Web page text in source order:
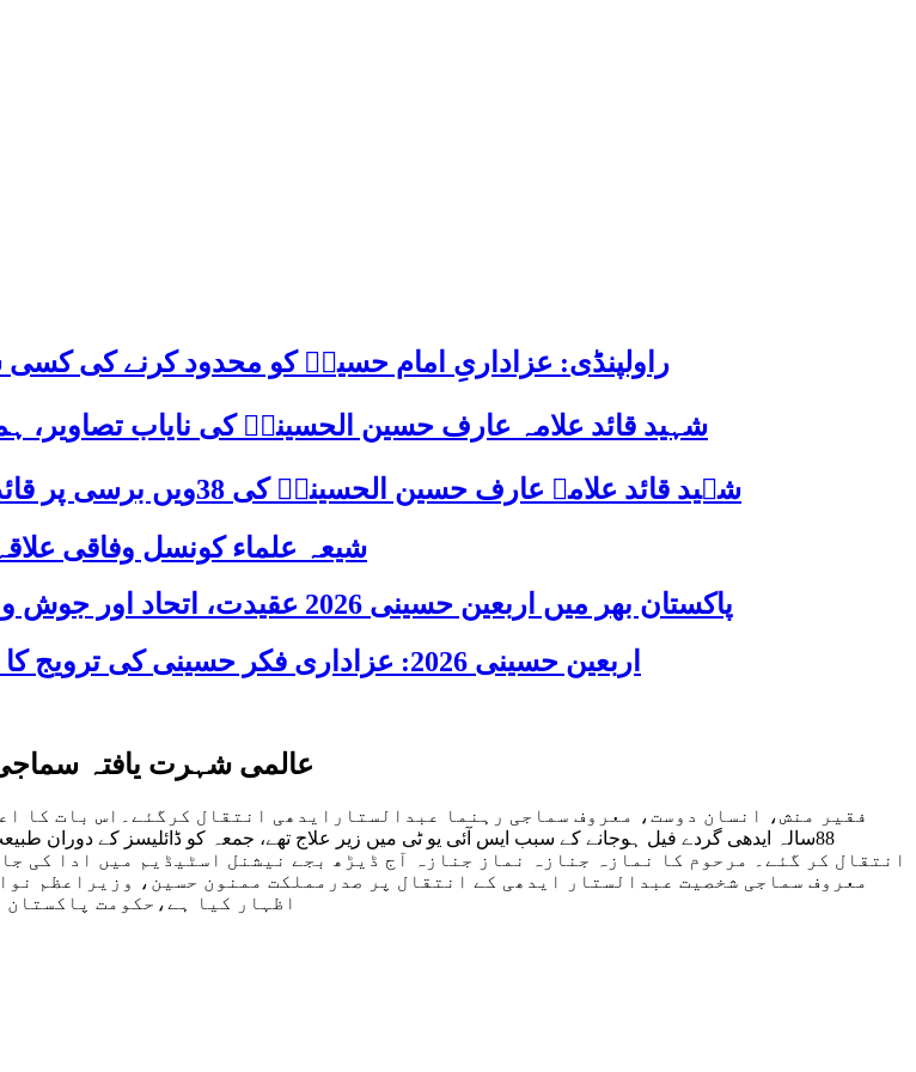
راولپنڈی: عزاداریِ امام حسینؑ کو محدود کرنے کی
شہید قائد علامہ عارف حسین الحسینیؒ کی نایاب تصاویر،
شہید قائد علامہ عارف حسین الحسینیؒ کی 38ویں برسی پر قائد ملت جعفریہ پاکستان علامہ ساجد علی نقوی کا اہم پیغام
شیعہ علماء کونسل وفاقی
پاکستان بھر میں اربعین حسینی 2026 عقیدت، اتحاد اور جوش و جذبے کے ساتھ منایا گیا، لاکھوں عزادار جلوسوں میں شریک
اربعین حسینی 2026: عزاداری فکر حسینی کی ترویج کا ذریعہ ہے، قائد ملت جعفریہ آیت اللہ سید ساجد علی نقوی
عالمی شہرت یافتہ سماجی
فقیر منش، انسان دوست، معروف سماجی رہنما عبدالستارایدھی انتقال کرگئے۔اس بات کا
انتقال کر گئے۔ مرحوم کا نمازہ جنازہ نماز جنازہ آج ڈیڑھ بجے نیشنل اسٹیڈیم میں ادا کی
معروف سماجی شخصیت عبدالستار ایدھی کے انتقال پر صدرمملکت ممنون حسین، وزیراعظم
اظہار کیا ہے،حکومت پاکستان